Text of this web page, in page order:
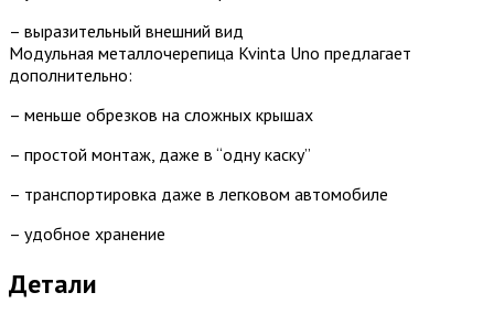
– выразительный внешний вид
Модульная металлочерепица Kvinta Uno предлагает
дополнительно:
– меньше обрезков на сложных крышах
– простой монтаж, даже в “одну каску”
– транспортировка даже в легковом автомобиле
– удобное хранение
Детали